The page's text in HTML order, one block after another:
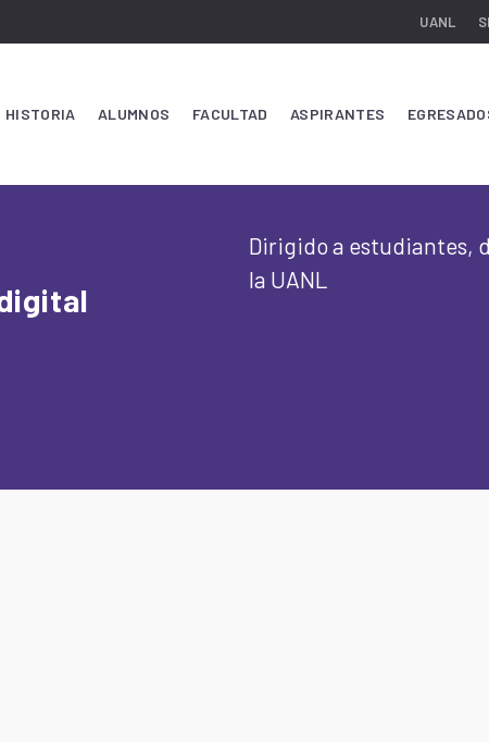
UANL
HISTORIA ALUMNOS FACULTAD ASPIRANTES
Dirigido a estudiantes,
la UANL